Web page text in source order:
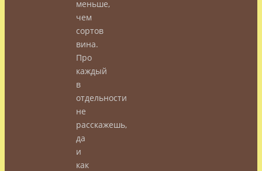
меньше,
чем
сортов
вина.
Про
каждый
в
отдельности
не
расскажешь,
да
и
как